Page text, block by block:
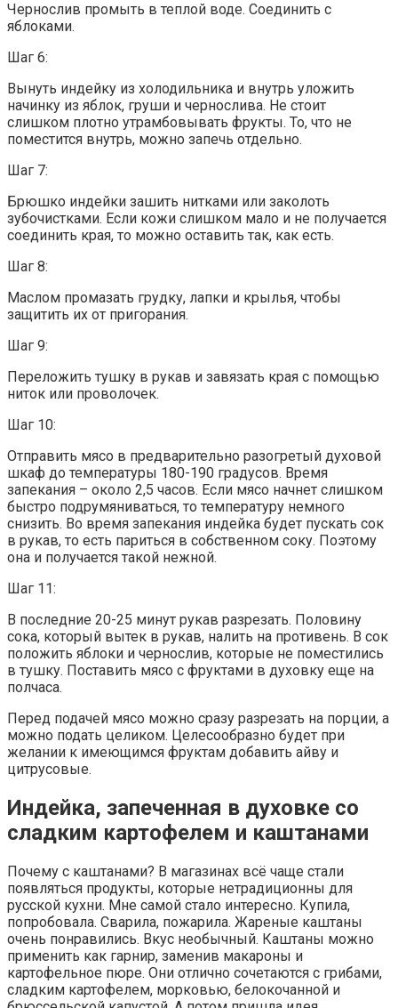
Чернослив промыть в теплой воде. Соединить с
яблоками.
Шаг 6:
Вынуть индейку из холодильника и внутрь уложить
начинку из яблок, груши и чернослива. Не стоит
слишком плотно утрамбовывать фрукты. То, что не
поместится внутрь, можно запечь отдельно.
Шаг 7:
Брюшко индейки зашить нитками или заколоть
зубочистками. Если кожи слишком мало и не получается
соединить края, то можно оставить так, как есть.
Шаг 8:
Маслом промазать грудку, лапки и крылья, чтобы
защитить их от пригорания.
Шаг 9:
Переложить тушку в рукав и завязать края с помощью
ниток или проволочек.
Шаг 10:
Отправить мясо в предварительно разогретый духовой
шкаф до температуры 180-190 градусов. Время
запекания – около 2,5 часов. Если мясо начнет слишком
быстро подрумяниваться, то температуру немного
снизить. Во время запекания индейка будет пускать сок
в рукав, то есть париться в собственном соку. Поэтому
она и получается такой нежной.
Шаг 11:
В последние 20-25 минут рукав разрезать. Половину
сока, который вытек в рукав, налить на противень. В сок
положить яблоки и чернослив, которые не поместились
в тушку. Поставить мясо с фруктами в духовку еще на
полчаса.
Перед подачей мясо можно сразу разрезать на порции, а
можно подать целиком. Целесообразно будет при
желании к имеющимся фруктам добавить айву и
цитрусовые.
Индейка, запеченная в духовке со
сладким картофелем и каштанами
Почему с каштанами? В магазинах всё чаще стали
появляться продукты, которые нетрадиционны для
русской кухни. Мне самой стало интересно. Купила,
попробовала. Сварила, пожарила. Жареные каштаны
очень понравились. Вкус необычный. Каштаны можно
применить как гарнир, заменив макароны и
картофельное пюре. Они отлично сочетаются с грибами,
сладким картофелем, морковью, белокочанной и